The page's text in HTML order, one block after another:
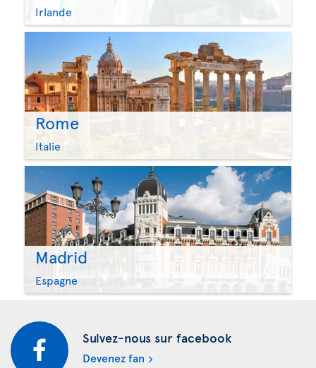
Irlande
Rome
Italie
Madrid
Espagne
Suivez-nous sur facebook
Devenez fan